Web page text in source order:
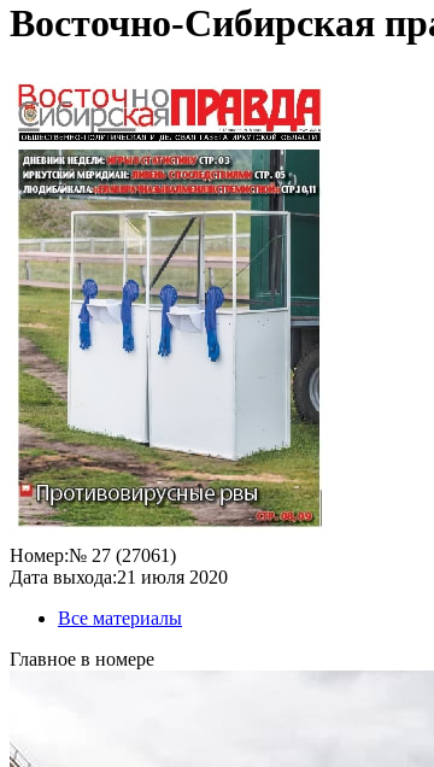
Восточно-Сибирская
Номер:№ 27 (27061)
Дата выхода:21 июля 2020
Все материалы
Главное в номере